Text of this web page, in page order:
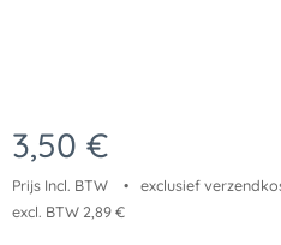
3,50 €
Prijs Incl. BTW
exclusief
excl. BTW 2,89 €